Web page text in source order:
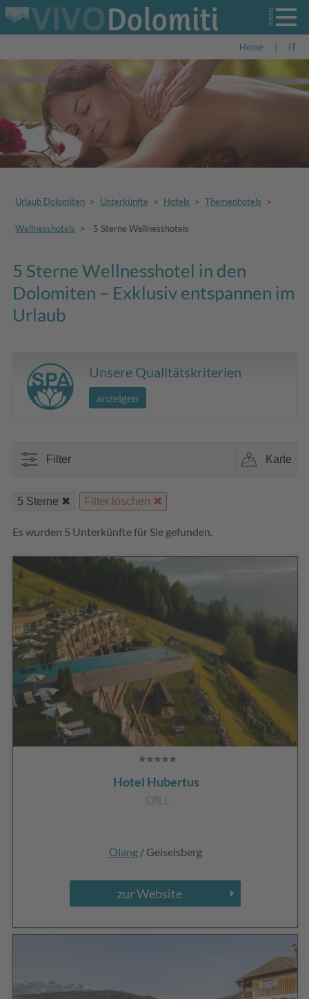
Home IT
Urlaub Dolomiten > Unterkünfte > Hotels > Themenhotels >
Wellnesshotels > 5 Sterne Wellnesshotels
5 Sterne Wellnesshotel in den
Dolomiten – Exklusiv entspannen im
Urlaub
Unsere Qualitätskriterien
anzeigen
Filter Karte
5 Sterne Filter löschen
Es wurden 5 Unterkünfte für Sie gefunden.
Hotel Hubertus
CIN +
Olang/ Geiselsberg
zur Website